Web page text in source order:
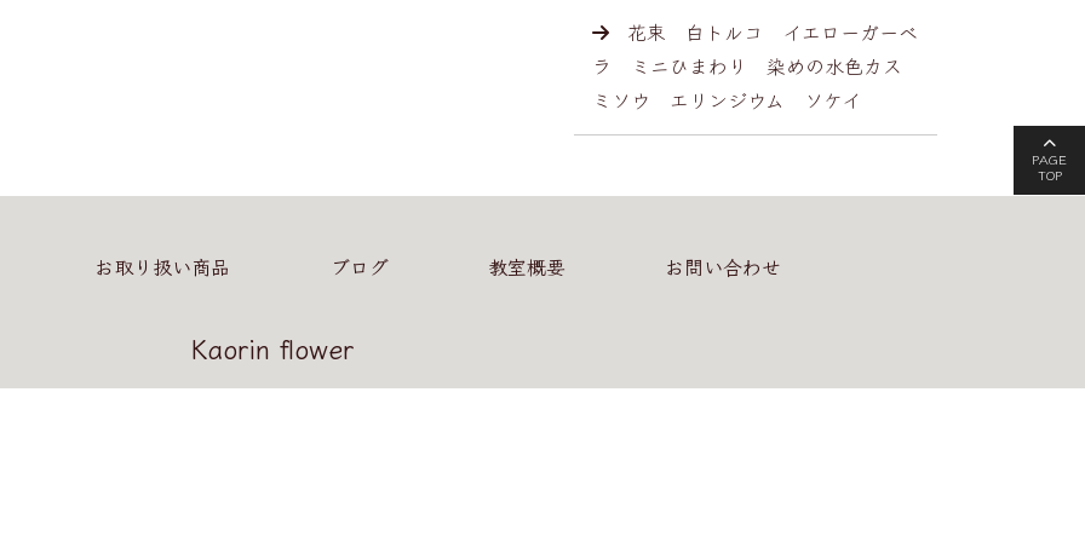
花束 白トルコ イエローガーベ
ラ ミニひまわり 染めの水色カス
ミソウ エリンジウム ソケイ
PAGE
TOP
お取り扱い商品 ブログ 教室概要 お問い合わせ
Kaorin flower